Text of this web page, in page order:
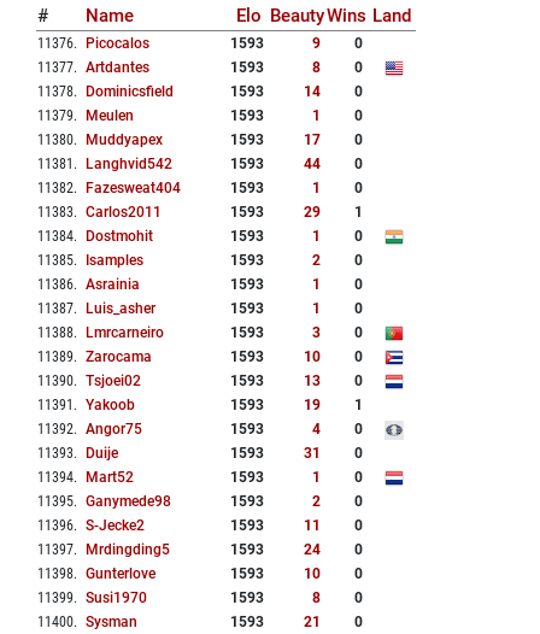
# Name Elo BeautyWins Land
11376. Picocalos 1593 9
0
11377. Artdantes 1593 8
0
11378. Dominicsfield 1593 14
0
11379. Meulen 1593 1
0
11380. Muddyapex 1593 17
0
11381 . Langhvid542 1593 44
0
11382. Fazesweat404 1593 1
0
11383. Carlos2011 1593 29
1
11384. Dostmohit 1593 1
0
11385. Isamples 1593 2
0
11386. Asrainia 1593 1
0
11387. Luis_asher 1593 1
0
11388. Lmrcarneiro 1593 3
0
11389. Zarocama 1593 10
0
11390. Tsjoei02 1593 13
0
11391 . Yakoob 1593 19
1
11392. Angor75 1593 4
0
11393. Duije 1593 31
0
11394. Mart52 1593 1
0
11395. Ganymede98 1593 2
0
11396. S-Jecke2 1593 11
0
11397. Mrdingding5 1593 24
0
11398. Gunterlove 1593 10
0
11399. Susi1970 1593 8
0
11400. Sysman 1593 21 0